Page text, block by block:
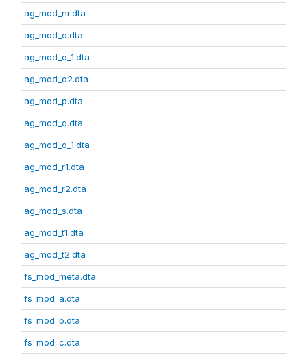
ag_mod_nr.dta
ag_mod_o.dta
ag_mod_o_1.dta
ag_mod_o2.dta
ag_mod_p.dta
ag_mod_q.dta
ag_mod_q_1.dta
ag_mod_r1.dta
ag_mod_r2.dta
ag_mod_s.dta
ag_mod_t1.dta
ag_mod_t2.dta
fs_mod_meta.dta
fs_mod_a.dta
fs_mod_b.dta
fs_mod_c.dta